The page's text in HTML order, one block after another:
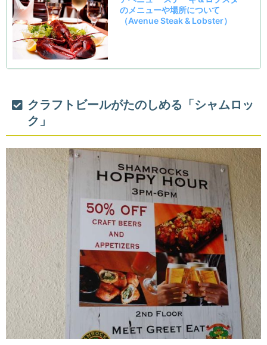
クラフトビールがたのしめる「シャムロッ
ク」